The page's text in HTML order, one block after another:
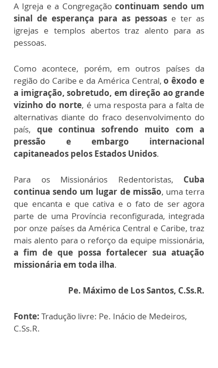
A Igreja e a Congregaçãocontinuam sendo um
sinal de esperança para as pessoas e ter as
igrejas e templos abertos traz alento para as
pessoas.
Como acontece, porém, em outros países da
região do Caribe e da América Central,o êxodo e
a imigração, sobretudo, em direção ao grande
vizinho do norte, é uma resposta para a falta de
alternativas diante do fraco desenvolvimento do
país, que continua sofrendo muito com a
pressão e embargo internacional
capitaneados pelos Estados Unidos.
Para os Missionários Redentoristas, Cuba
continua sendo um lugar de missão, uma terra
que encanta e que cativa e o fato de ser agora
parte de uma Província reconfigurada, integrada
por onze países da América Central e Caribe, traz
mais alento para o reforço da equipe missionária,
a fim de que possa fortalecer sua atuação
missionária em toda ilha.
Pe. Máximo de Los Santos, C.Ss.R.
Fonte: Tradução livre: Pe. Inácio de Medeiros,
C.Ss.R.